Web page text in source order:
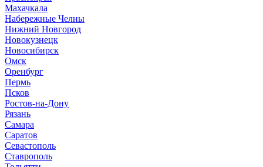
Махачкала
Набережные Челны
Нижний Новгород
Новокузнецк
Новосибирск
Омск
Оренбург
Пермь
Псков
Ростов-на-Дону
Рязань
Самара
Саратов
Севастополь
Ставрополь